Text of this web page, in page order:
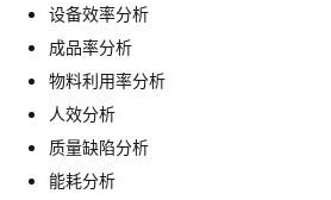
设备效率分析
成品率分析
物料利用率分析
人效分析
质量缺陷分析
能耗分析